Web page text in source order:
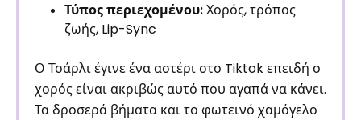
Τύπος περιεχομένου:Χορός, τρόπος
ζωής, Lip-Sync
Ο Τσάρλι έγινε ένα αστέρι στο Tiktok επειδή ο
χορός είναι ακριβώς αυτό που αγαπά να κάνει.
Τα δροσερά βήματα και το φωτεινό χαμόγελο